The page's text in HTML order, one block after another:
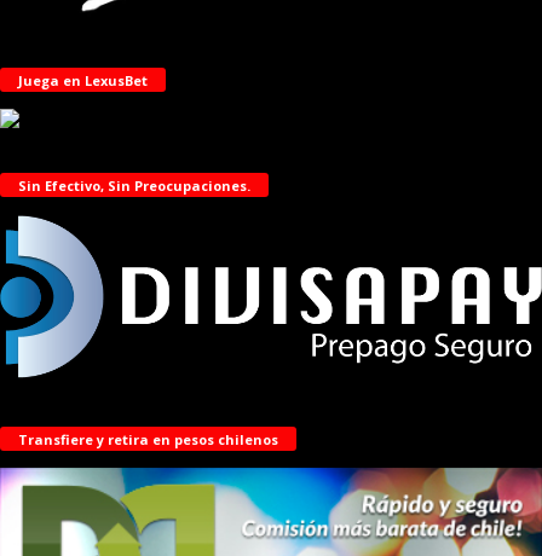
Juega en LexusBet
Sin Efectivo, Sin Preocupaciones.
Transfiere y retira en pesos chilenos